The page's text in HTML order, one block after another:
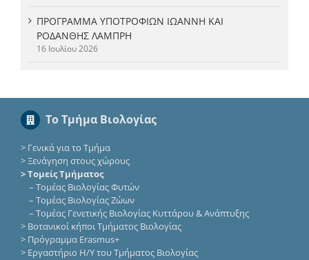
ΠΡΟΓΡΑΜΜΑ ΥΠΟΤΡΟΦΙΩΝ ΙΩΑΝΝΗ ΚΑΙ
ΡΟΔΑΝΘΗΣ ΛΑΜΠΡΗ
16 Ιουλίου 2026
Το Τμήμα Βιολογίας
> Γενικά για το Τμήμα
>Ξενάγηση στους χώρους
> Τομείς Τμήματος
– Τομέας Βιολογίας Φυτών
– Τομέας Βιολογίας Ζώων
– Τομέας Γενετικής Βιολογίας Κυττάρου & Ανάπτυξης
> Βοτανικοί κήποι Τμήματος Βιολογίας
> Πρόγραμμα Erasmus+
> Εργαστήριο Η/Υ του Τμήματος Βιολογίας